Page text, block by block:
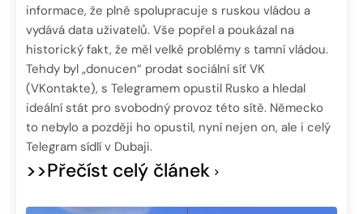
informace, že plně spolupracuje s ruskou vládou a
vydává data uživatelů. Vše popřel a poukázal na
historický fakt, že měl velké problémy s tamní vládou.
Tehdy byl „donucen“ prodat sociální síť VK
(VKontakte), s Telegramem opustil Rusko a hledal
ideální stát pro svobodný provoz této sítě. Německo
to nebylo a později ho opustil, nyní nejen on, ale i celý
Telegram sídlí v Dubaji.
>>Přečíst celý článek